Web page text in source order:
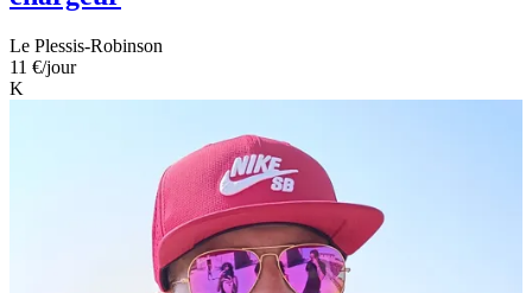
Le Plessis-Robinson
11 €/jour
K